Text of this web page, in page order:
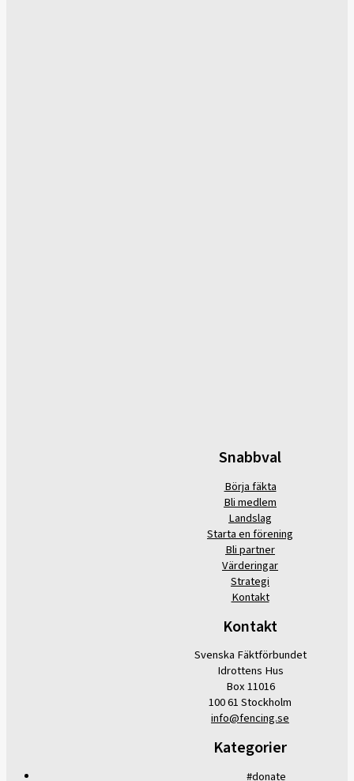
Snabbval
Börja fäkta
Bli medlem
Landslag
Starta en förening
Bli partner
Värderingar
Strategi
Kontakt
Kontakt
Svenska Fäktförbundet
Idrottens Hus
Box 11016
100 61 Stockholm
info@fencing.se
Kategorier
#donate